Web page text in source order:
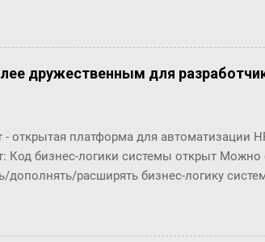
дружественным для
- открытая платформа для автоматизации
Код бизнес-логики системы открыт
дополнять/расширять бизнес-логику
обновлять версии и получать
и разрабатывать "с нуля":